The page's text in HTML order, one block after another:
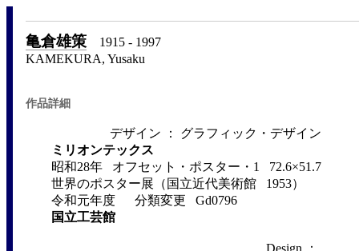
亀倉雄策 1915 - 1997
KAMEKURA, Yusaku
作品詳細
デザイン ： グラフィック・デザイン
ミリオンテックス
昭和28年 オフセット・ポスター・1 72.6×51.7
世界のポスター展（国立近代美術館 1953）
令和元年度 分類変更 Gd0796
国立工芸館
Design ：